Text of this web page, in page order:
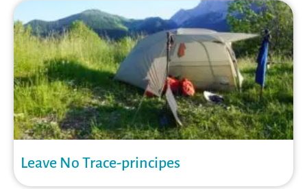
Leave No Trace-principes